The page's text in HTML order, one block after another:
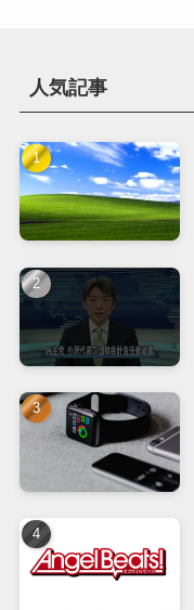
人気記事